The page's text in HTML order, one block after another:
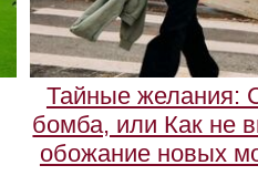
Тайные желания:
бомба, или Как не
обожание новых